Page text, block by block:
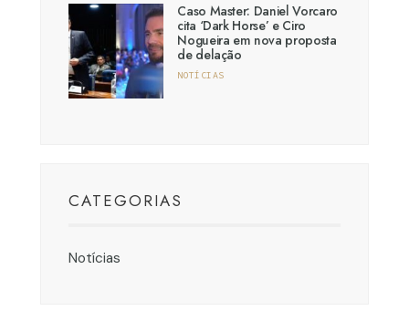
Caso Master: Daniel Vorcaro
cita ‘Dark Horse’ e Ciro
Nogueira em nova proposta
de delação
NOTÍCIAS
CATEGORIAS
Notícias